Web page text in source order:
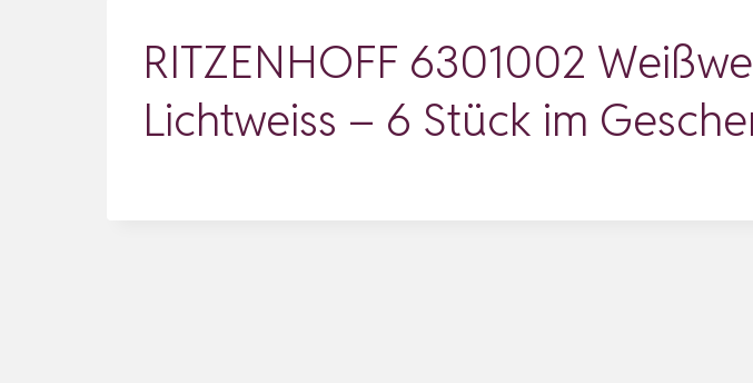
RITZENHOFF 6301002
Lichtweiss – 6 Stück im